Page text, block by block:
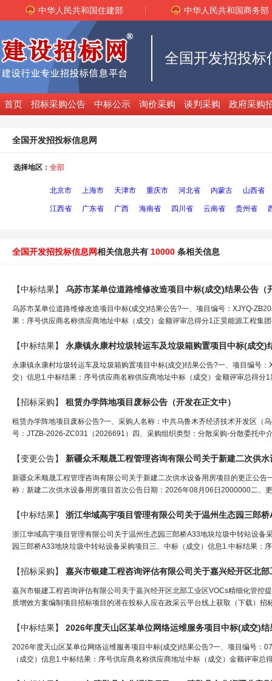
中华人民共和国住建部 中华人民共和国商务部
全国开发招投标
首页 招标采购公告 中标公示 询价采购 谈判采购 政府采购
全国开发招投标信息网
选择地区： 全部
北京市 上海市 天津市 重庆市 河北省 内蒙古 山西省
江西省 广东省 广西 海南省 四川省 云南省 贵州省
全国开发招投标信息网相关信息共有 10000 条相关信息
【中标结果】 乌苏市某单位道路维修改造项目中标(成交)结果公告（
乌苏市某单位道路维修改造项目中标(成交)结果公告?一、项目编号：XJYQ-
果：序号供应商名称供应商地址中标（成交）金额评审总得分1正昊能源工程集
【中标结果】 永康镇永康村垃圾转运车及垃圾箱购置项目中标(成交)
永康镇永康村垃圾转运车及垃圾箱购置项目中标(成交)结果公告?一、项目编号
交）信息1.中标结果：序号供应商名称供应商地址中标（成交）金额评审总得分
【招标采购】 租赁办学阵地项目废标公告（开发在正文中）
租赁办学阵地项目废标公告?一、采购人名称：中共乌鲁木齐经济技术开发区（
号：JTZB-2026-ZC031（2026691）四、采购组织类型：分散采购-分散委托
【变更公告】 新疆众禾顺晟工程管理咨询有限公司关于新建二次供
新疆众禾顺晟工程管理咨询有限公司关于新建二次供水设备用房项目的更正公
称：新建二次供水设备用房项目首次公告日期：2026年08月06日2000000二、
【中标结果】
浙江华域高宇项目管理有限公司关于温州生态园三郎桥A33地块垃圾中转站设
园三郎桥A33地块垃圾中转站设备采购项目三、中标（成交）信息1.中标结果：
【招标采购】 嘉兴市银建工程咨询评估有限公司关于嘉兴经开区北部
嘉兴市银建工程咨询评估有限公司关于嘉兴经开区北部工业区VOCs精细化管
质增效方案编制项目招标项目的潜在投标人应在政采云平台线上获取（下载）
【中标结果】 2026年度天山区某单位网络运维服务项目中标(成交)结
2026年度天山区某单位网络运维服务项目中标(成交)结果公告?一、项目编号
（成交）信息1.中标结果：序号供应商名称供应商地址中标（成交）金额评审